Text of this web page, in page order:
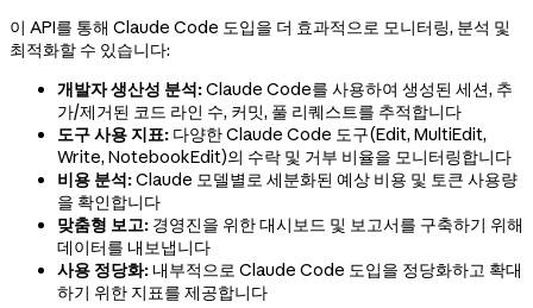
이 API를 통해 Claude Code 도입을 더 효과적으로 모니터링, 분석 및
최적화할 수 있습니다:
개발자 생산성 분석:Claude Code를 사용하여 생성된 세션, 추
가/제거된 코드 라인 수, 커밋, 풀 리퀘스트를 추적합니다
도구 사용 지표: 다양한 Claude Code 도구(Edit, MultiEdit,
Write, NotebookEdit)의 수락 및 거부 비율을 모니터링합니다
비용 분석:Claude 모델별로 세분화된 예상 비용 및 토큰 사용량
을 확인합니다
맞춤형 보고: 경영진을 위한 대시보드 및 보고서를 구축하기 위해
데이터를 내보냅니다
사용 정당화: 내부적으로 Claude Code 도입을 정당화하고 확대
하기 위한 지표를 제공합니다